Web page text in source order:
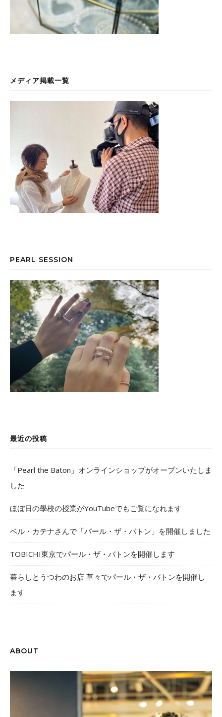
メディア掲載一覧
PEARL SESSION
最近の投稿
「Pearl the Baton」オンラインショップがオープンいたしま
した
ほぼ日の學校の授業がYouTubeでもご覧になれます
ベル・カテナさんで「パール・ザ・バトン」を開催しました
TOBICHI東京でパール・ザ・バトンを開催します
暮らしとうつわのお店 草々でパール・ザ・バトンを開催し
ます
ABOUT